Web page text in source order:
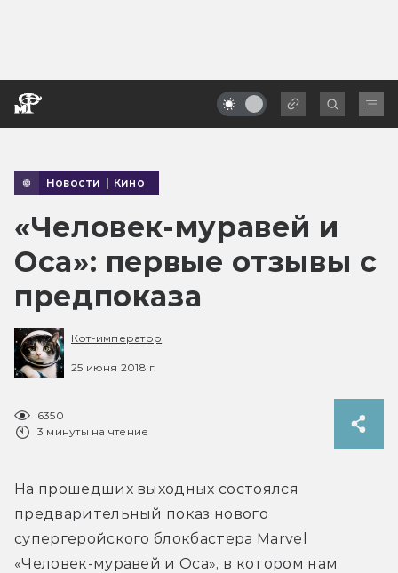
Новости | Кино
«Человек-муравей и
Оса»: первые отзывы с
предпоказа
Кот-император
25 июня 2018 г.
6350
3 минуты на чтение
На прошедших выходных состоялся
предварительный показ нового
супергеройского блокбастера Marvel
«Человек-муравей и Оса», в котором нам